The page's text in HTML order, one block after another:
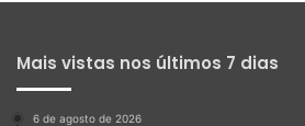
Mais vistas nos últimos 7 dias
6 de agosto de 2026